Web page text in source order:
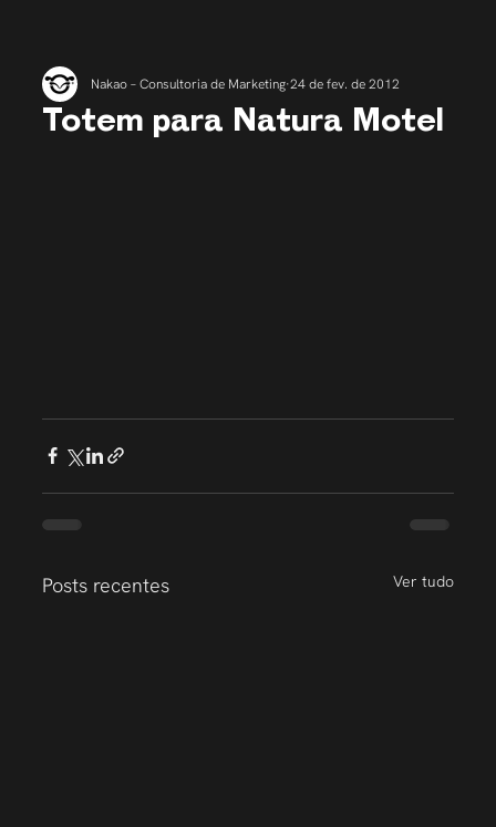
Totem para Natura Motel
Nakao – Consultoria de Marketing 24 de fev. de 2012
Posts recentes Ver tudo